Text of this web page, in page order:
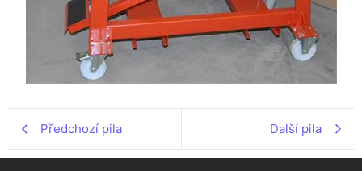
Předchozí pila Další pila